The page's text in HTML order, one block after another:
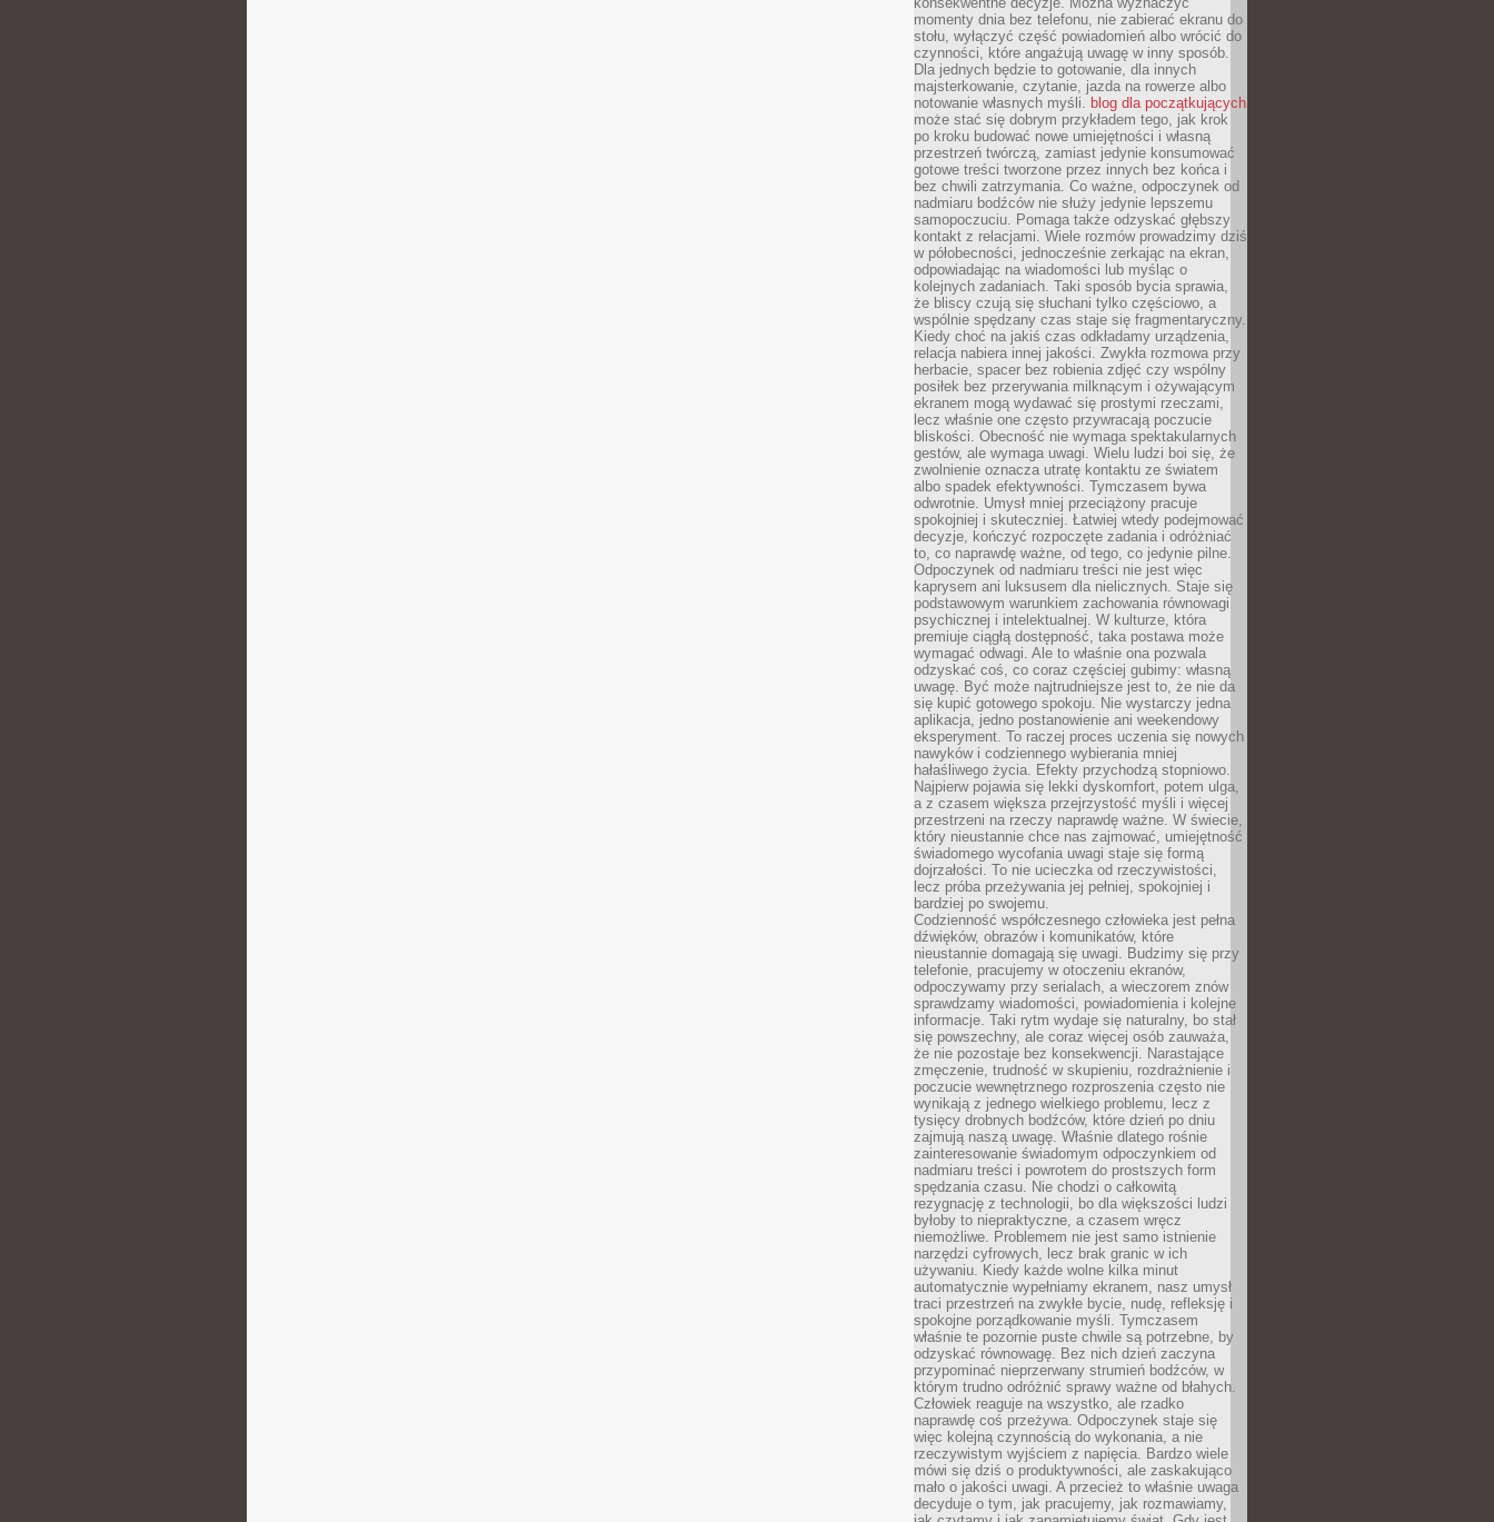
momenty dnia bez telefonu, nie zabierać ekranu do
stołu, wyłączyć część powiadomień albo wrócić do
czynności, które angażują uwagę w inny sposób.
Dla jednych będzie to gotowanie, dla innych
majsterkowanie, czytanie, jazda na rowerze albo
notowanie własnych myśli. blog dla początkujących
może stać się dobrym przykładem tego, jak krok
po kroku budować nowe umiejętności i własną
przestrzeń twórczą, zamiast jedynie konsumować
gotowe treści tworzone przez innych bez końca i
bez chwili zatrzymania. Co ważne, odpoczynek od
nadmiaru bodźców nie służy jedynie lepszemu
samopoczuciu. Pomaga także odzyskać głębszy
kontakt z relacjami. Wiele rozmów prowadzimy dziś
w półobecności, jednocześnie zerkając na ekran,
odpowiadając na wiadomości lub myśląc o
kolejnych zadaniach. Taki sposób bycia sprawia,
że bliscy czują się słuchani tylko częściowo, a
wspólnie spędzany czas staje się fragmentaryczny.
Kiedy choć na jakiś czas odkładamy urządzenia,
relacja nabiera innej jakości. Zwykła rozmowa przy
herbacie, spacer bez robienia zdjęć czy wspólny
posiłek bez przerywania milknącym i ożywającym
ekranem mogą wydawać się prostymi rzeczami,
lecz właśnie one często przywracają poczucie
bliskości. Obecność nie wymaga spektakularnych
gestów, ale wymaga uwagi. Wielu ludzi boi się, że
zwolnienie oznacza utratę kontaktu ze światem
albo spadek efektywności. Tymczasem bywa
odwrotnie. Umysł mniej przeciążony pracuje
spokojniej i skuteczniej. Łatwiej wtedy podejmować
decyzje, kończyć rozpoczęte zadania i odróżniać
to, co naprawdę ważne, od tego, co jedynie pilne.
Odpoczynek od nadmiaru treści nie jest więc
kaprysem ani luksusem dla nielicznych. Staje się
podstawowym warunkiem zachowania równowagi
psychicznej i intelektualnej. W kulturze, która
premiuje ciągłą dostępność, taka postawa może
wymagać odwagi. Ale to właśnie ona pozwala
odzyskać coś, co coraz częściej gubimy: własną
uwagę. Być może najtrudniejsze jest to, że nie da
się kupić gotowego spokoju. Nie wystarczy jedna
aplikacja, jedno postanowienie ani weekendowy
eksperyment. To raczej proces uczenia się nowych
nawyków i codziennego wybierania mniej
hałaśliwego życia. Efekty przychodzą stopniowo.
Najpierw pojawia się lekki dyskomfort, potem ulga,
a z czasem większa przejrzystość myśli i więcej
przestrzeni na rzeczy naprawdę ważne. W świecie,
który nieustannie chce nas zajmować, umiejętność
świadomego wycofania uwagi staje się formą
dojrzałości. To nie ucieczka od rzeczywistości,
lecz próba przeżywania jej pełniej, spokojniej i
bardziej po swojemu.
Codzienność współczesnego człowieka jest pełna
dźwięków, obrazów i komunikatów, które
nieustannie domagają się uwagi. Budzimy się przy
telefonie, pracujemy w otoczeniu ekranów,
odpoczywamy przy serialach, a wieczorem znów
sprawdzamy wiadomości, powiadomienia i kolejne
informacje. Taki rytm wydaje się naturalny, bo stał
się powszechny, ale coraz więcej osób zauważa,
że nie pozostaje bez konsekwencji. Narastające
zmęczenie, trudność w skupieniu, rozdrażnienie i
poczucie wewnętrznego rozproszenia często nie
wynikają z jednego wielkiego problemu, lecz z
tysięcy drobnych bodźców, które dzień po dniu
zajmują naszą uwagę. Właśnie dlatego rośnie
zainteresowanie świadomym odpoczynkiem od
nadmiaru treści i powrotem do prostszych form
spędzania czasu. Nie chodzi o całkowitą
rezygnację z technologii, bo dla większości ludzi
byłoby to niepraktyczne, a czasem wręcz
niemożliwe. Problemem nie jest samo istnienie
narzędzi cyfrowych, lecz brak granic w ich
używaniu. Kiedy każde wolne kilka minut
automatycznie wypełniamy ekranem, nasz umysł
traci przestrzeń na zwykłe bycie, nudę, refleksję i
spokojne porządkowanie myśli. Tymczasem
właśnie te pozornie puste chwile są potrzebne, by
odzyskać równowagę. Bez nich dzień zaczyna
przypominać nieprzerwany strumień bodźców, w
którym trudno odróżnić sprawy ważne od błahych.
Człowiek reaguje na wszystko, ale rzadko
naprawdę coś przeżywa. Odpoczynek staje się
więc kolejną czynnością do wykonania, a nie
rzeczywistym wyjściem z napięcia. Bardzo wiele
mówi się dziś o produktywności, ale zaskakująco
mało o jakości uwagi. A przecież to właśnie uwaga
decyduje o tym, jak pracujemy, jak rozmawiamy,